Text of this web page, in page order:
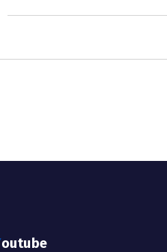
Youtube